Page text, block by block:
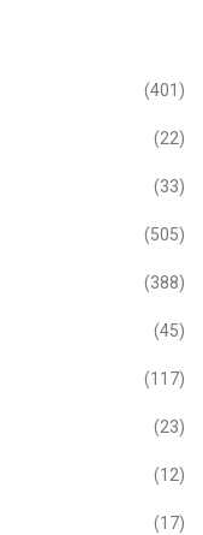
(401)
(22)
(33)
(505)
(388)
(45)
(117)
(23)
(12)
(17)